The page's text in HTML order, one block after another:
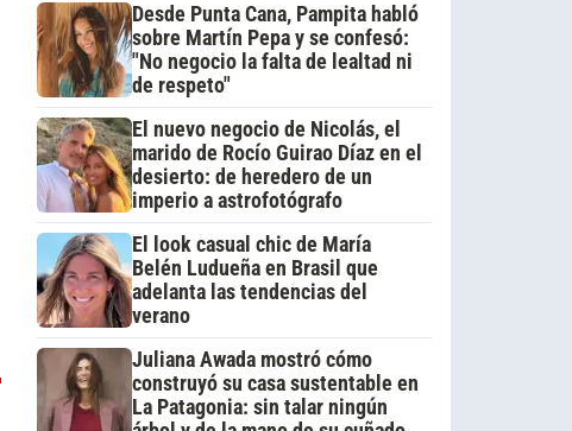
Desde Punta Cana, Pampita habló
sobre Martín Pepa y se confesó:
"No negocio la falta de lealtad ni
de respeto"
El nuevo negocio de Nicolás, el
marido de Rocío Guirao Díaz en el
desierto: de heredero de un
imperio a astrofotógrafo
El look casual chic de María
Belén Ludueña en Brasil que
adelanta las tendencias del
verano
Juliana Awada mostró cómo
construyó su casa sustentable en
La Patagonia: sin talar ningún